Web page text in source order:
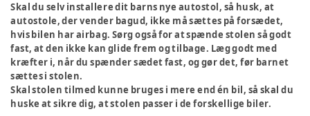
Skal du selv installere dit barns nye autostol, så husk, at
autostole, der vender bagud, ikke må sættes på forsædet,
hvis bilen har airbag. Sørg også for at spænde stolen så godt
fast, at den ikke kan glide frem og tilbage. Læg godt med
kræfter i, når du spænder sædet fast, og gør det, før barnet
sættes i stolen.
Skal stolen tilmed kunne bruges i mere end én bil, så skal du
huske at sikre dig, at stolen passer i de forskellige biler.